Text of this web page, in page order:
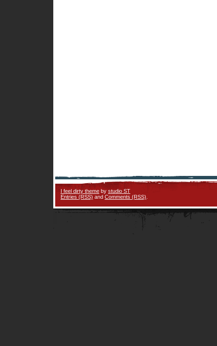
I feel dirty theme by studio ST
Entries (RSS) and Comments (RSS)